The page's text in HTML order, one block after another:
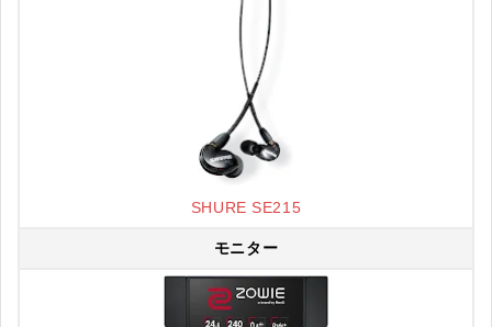
SHURE SE215
モニター